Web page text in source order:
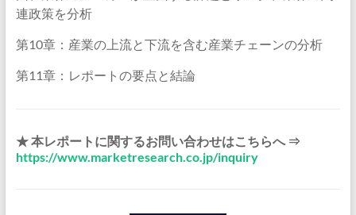
連政策を分析
第10章：産業の上流と下流を含む産業チェーンの分析
第11章：レポートの要点と結論
★ 本レポートに関するお問い合わせはこちらへ ⇒
https://www.marketresearch.co.jp/inquiry